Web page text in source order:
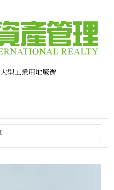
大型工業用地廠辦